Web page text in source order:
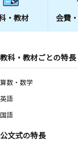
・教材 会費・
教科・教材ごとの特長
算数・数学
英語
国語
公文式の特長